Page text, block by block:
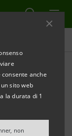
anche
sito web
la durata di 1
non